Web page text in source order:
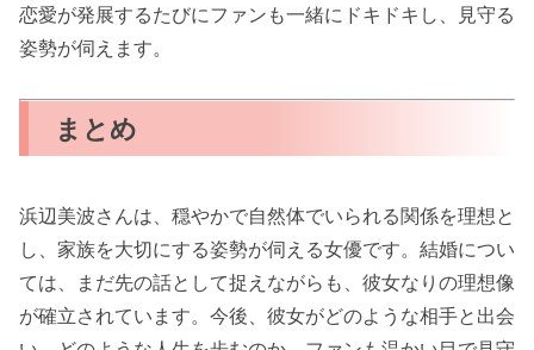
恋愛が発展するたびにファンも一緒にドキドキし、見守る
姿勢が伺えます。
まとめ
浜辺美波さんは、穏やかで自然体でいられる関係を理想と
し、家族を大切にする姿勢が伺える女優です。結婚につい
ては、まだ先の話として捉えながらも、彼女なりの理想像
が確立されています。今後、彼女がどのような相手と出会